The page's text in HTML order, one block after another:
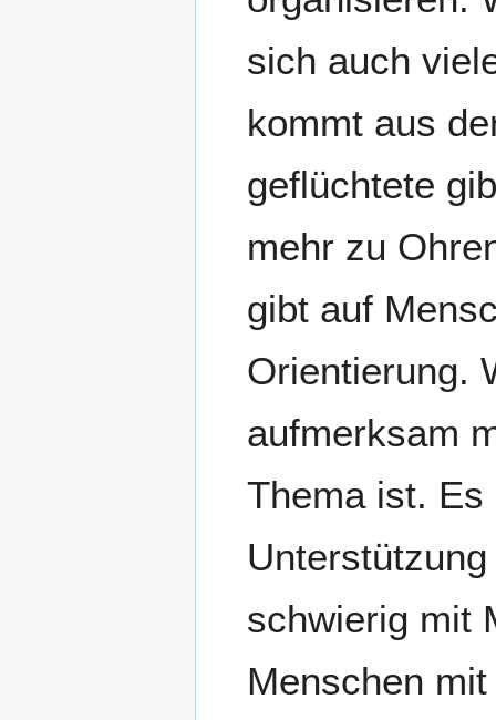
sich auch
kommt aus
geflüchtete
mehr zu
gibt auf
Orientierung.
aufmerksam
Thema ist.
schwierig mit
Menschen